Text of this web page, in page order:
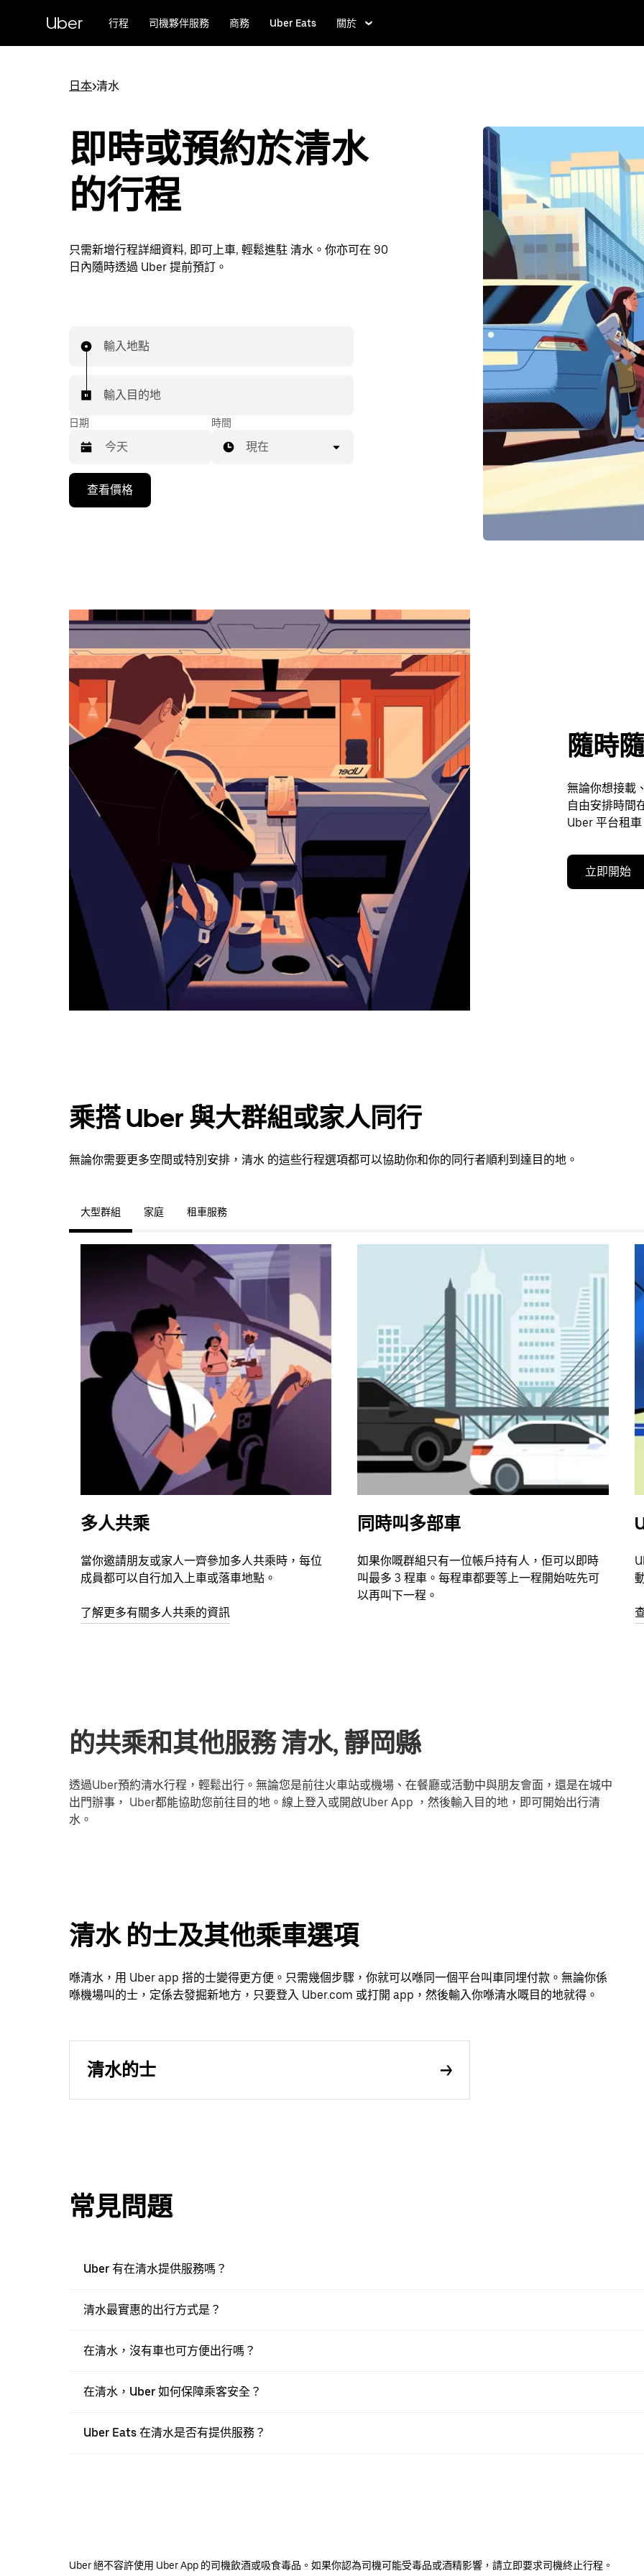
Uber 行程 司機夥伴服務 商務 Uber Eats 關於
日本>清水
即時或預約於清水
的行程
只需新增行程詳細資料, 即可上車, 輕鬆進駐 清水。你亦可在 90
日內隨時透過 Uber 提前預訂。
輸入地點
輸入目的地
日期
下
可
用
選
擇
期。
即
可
時間
現在
查看價格
隨時
無論你想接載
自由安排時間
Uber 平台租車
立即開始
乘搭 Uber 與大群組或家人同行
無論你需要更多空間或特別安排，清水 的這些行程選項都可以協助你和你的同行者順利到達目的地。
大型群組 家庭 租車服務
多人共乘
當你邀請朋友或家人一齊參加多人共乘時，每位
成員都可以自行加入上車或落車地點。
了解更多有關多人共乘的資訊
同時叫多部車
如果你嘅群組只有一位帳戶持有人，佢可以即時
叫最多 3 程車。每程車都要等上一程開始咗先可
以再叫下一程。
的共乘和其他服務 清水, 靜岡縣
透過Uber預約清水行程，輕鬆出行。無論您是前往火車站或機場、在餐廳或活動中與朋友會面，還是在城中
出門辦事， Uber都能協助您前往目的地。線上登入或開啟Uber App ，然後輸入目的地，即可開始出行清
水。
清水 的士及其他乘車選項
喺清水，用 Uber app 搭的士變得更方便。只需幾個步驟，你就可以喺同一個平台叫車同埋付款。無論你係
喺機場叫的士，定係去發掘新地方，只要登入 Uber.com 或打開 app，然後輸入你喺清水嘅目的地就得。
清水的士
常見問題
Uber 有在清水提供服務嗎？
清水最實惠的出行方式是？
在清水，沒有車也可方便出行嗎？
在清水，Uber 如何保障乘客安全？
Uber Eats 在清水是否有提供服務？
Uber 絕不容許使用 Uber App 的司機飲酒或吸食毒品。如果你認為司機可能受毒品或酒精影響，請立即要求司機終止行程。